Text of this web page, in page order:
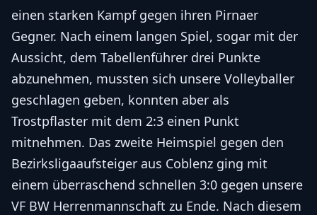
einen starken Kampf gegen ihren Pirnaer
Gegner. Nach einem langen Spiel, sogar mit der
Aussicht, dem Tabellenführer drei Punkte
abzunehmen, mussten sich unsere Volleyballer
geschlagen geben, konnten aber als
Trostpflaster mit dem 2:3 einen Punkt
mitnehmen. Das zweite Heimspiel gegen den
Bezirksligaaufsteiger aus Coblenz ging mit
einem überraschend schnellen 3:0 gegen unsere
VF BW Herrenmannschaft zu Ende. Nach diesem